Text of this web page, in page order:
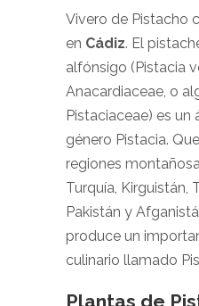
Vivero de Pistacho
en Cádiz. El
alfónsigo (Pistacia
Anacardiaceae, o
Pistaciaceae) es
género Pistacia.
regiones
Turquía, Kirguistán,
Pakistán y
produce un
culinario llamado
Plantas de